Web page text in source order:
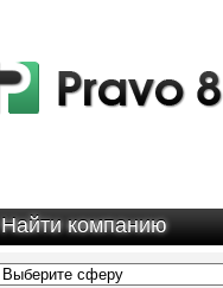
Найти компанию